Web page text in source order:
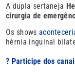
A dupla sertaneja
cirurgia de
Os shows
hérnia inguinal
? Participe dos